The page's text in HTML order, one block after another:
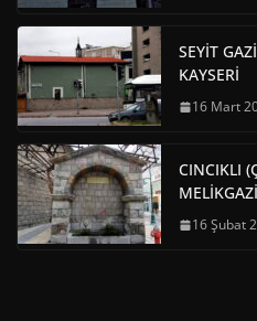
SEYİT
KAYSERİ
16 Mart
CINCIKLI
16 Şubat